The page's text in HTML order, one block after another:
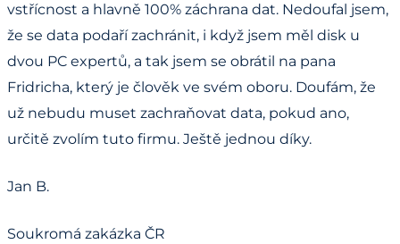
vstřícnost a hlavně 100% záchrana dat. Nedoufal jsem,
že se data podaří zachránit, i když jsem měl disk u
dvou PC expertů, a tak jsem se obrátil na pana
Fridricha, který je člověk ve svém oboru. Doufám, že
už nebudu muset zachraňovat data, pokud ano,
určitě zvolím tuto firmu. Ještě jednou díky.
Jan B.
Soukromá zakázka ČR